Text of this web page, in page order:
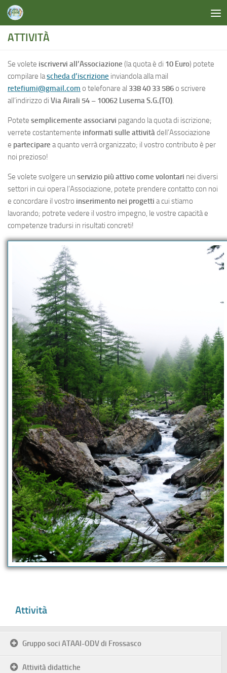
Salta al contenuto
ATTIVITÀ
Se volete iscrivervi all’Associazione (la quota è di 10 Euro) potete
compilare lascheda d’iscrizione inviandola alla mail
retefiumi@gmail.com o telefonare al 338 40 33 586o scrivere
all’indirizzo di Via Airali 54 – 10062 Luserna S.G.(TO).
Potete semplicemente associarvi pagando la quota di iscrizione;
verrete costantemente informati sulle attivitàdell’Associazione
e partecipare a quanto verrà organizzato; il vostro contributo è per
noi prezioso!
Se volete svolgere un servizio più attivo come volontari nei diversi
settori in cui opera l’Associazione, potete prendere contatto con noi
e concordare il vostro inserimento nei progetti a cui stiamo
lavorando; potrete vedere il vostro impegno, le vostre capacità e
competenze tradursi in risultati concreti!
Attività
Gruppo soci ATAAI-ODV di Frossasco
Attività didattiche